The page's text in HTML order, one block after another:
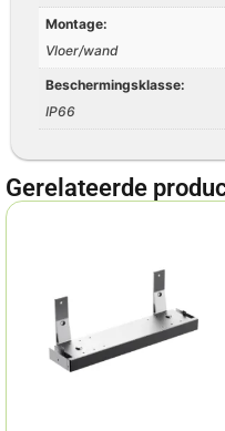
Montage:
Vloer/wand
Beschermingsklasse:
IP66
Gerelateerde